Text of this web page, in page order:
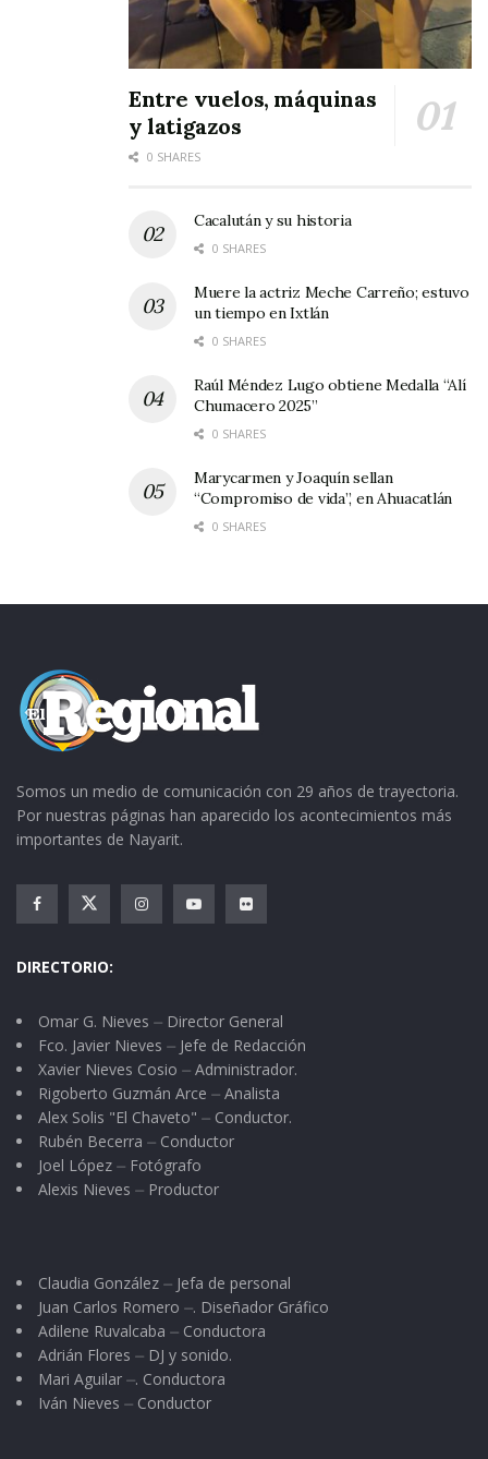
Entre vuelos, máquinas
y latigazos
0 SHARES
Cacalután y su historia
0 SHARES
Muere la actriz Meche Carreño; estuvo
un tiempo en Ixtlán
0 SHARES
Raúl Méndez Lugo obtiene Medalla “Alí
Chumacero 2025”
0 SHARES
Marycarmen y Joaquín sellan
“Compromiso de vida”, en Ahuacatlán
0 SHARES
Somos un medio de comunicación con 29 años de trayectoria.
Por nuestras páginas han aparecido los acontecimientos más
importantes de Nayarit.
DIRECTORIO:
Omar G. Nieves ⏤ Director General
Fco. Javier Nieves ⏤ Jefe de Redacción
Xavier Nieves Cosio ⏤ Administrador.
Rigoberto Guzmán Arce ⏤ Analista
Alex Solis "El Chaveto" ⏤ Conductor.
Rubén Becerra ⏤ Conductor
Joel López ⏤ Fotógrafo
Alexis Nieves ⏤ Productor
Claudia González ⏤ Jefa de personal
Juan Carlos Romero ⏤. Diseñador Gráfico
Adilene Ruvalcaba ⏤ Conductora
Adrián Flores ⏤ DJ y sonido.
Mari Aguilar ⏤. Conductora
Iván Nieves ⏤ Conductor